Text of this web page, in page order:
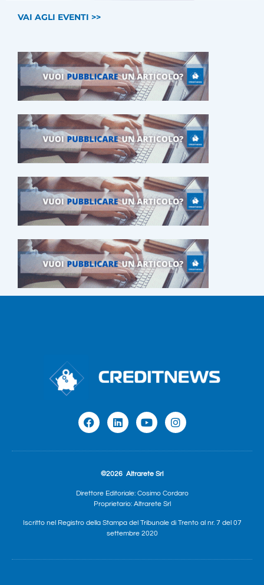
VAI AGLI EVENTI >>
©2026 Altrarete Srl
Direttore Editoriale: Cosimo Cordaro
Proprietario: Altrarete Srl
Iscritto nel Registro della Stampa del Tribunale di Trento al nr. 7 del 07
settembre 2020